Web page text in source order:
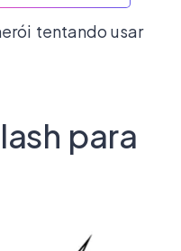
tentando usar
para